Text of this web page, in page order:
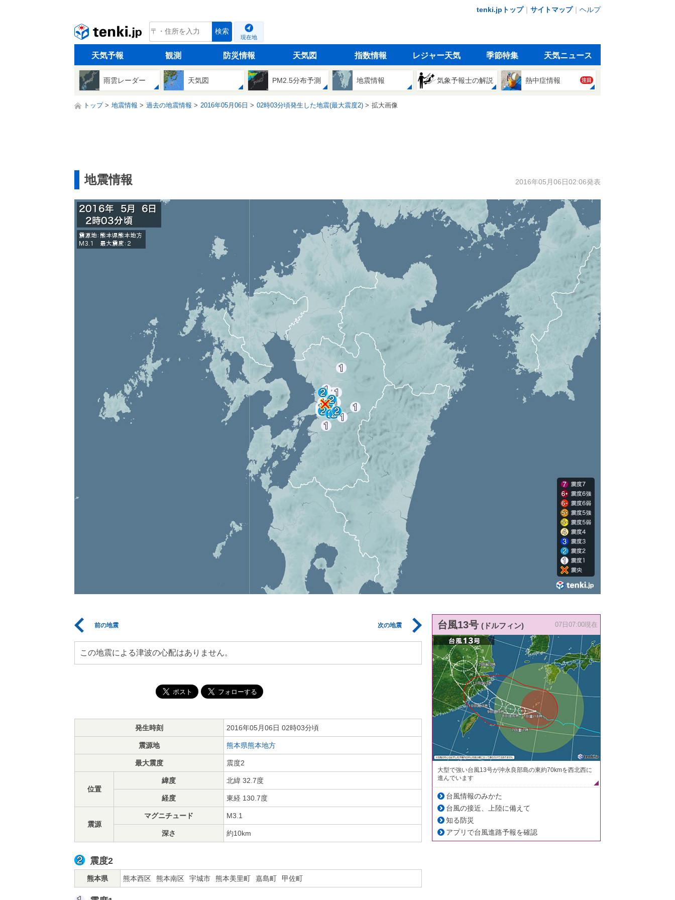
tenki.jpトップ｜ サイトマップ｜ ヘルプ
tenki.jp 検索
現在地
天気予報 観測 防災情報 天気図 指数情報 レジャー天気 季節特集 天気ニュース
雨雲レーダー 天気図 PM2.5分布予測 地震情報 気象予報士の解説 熱中症情報 注目
トップ 地震情報 過去の地震情報 2016年05月06日 02時03分頃発生した地震(最大震度2) 拡大画像
地震情報 2016年05月06日02:06発表
前の地震 次の地震
この地震による津波の心配はありません。
発生時刻 2016年05月06日 02時03分頃
震源地 熊本県熊本地方
最大震度 震度2
位置
緯度 北緯 32.7度
経度 東経 130.7度
震源
マグニチュード M3.1
深さ 約10km
震度2
熊本県 熊本西区 熊本南区 宇城市 熊本美里町 嘉島町 甲佐町
台風13号 (ドルフィン) 07日07:00現在
大型で強い台風13号が沖永良部島の東約70kmを西北西に
進んでいます
台風情報のみかた
台風の接近、上陸に備えて
知る防災
アプリで台風進路予報を確認